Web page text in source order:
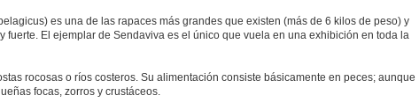
es una de las rapaces más grandes que existen (más de 6 kilos de peso) y
fuerte. El ejemplar de Sendaviva es el único que vuela en una exhibición en toda la
rocosas o ríos costeros. Su alimentación consiste básicamente en peces; aunque
focas, zorros y crustáceos.